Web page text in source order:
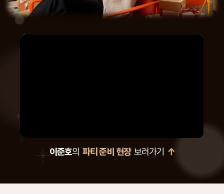
이준호의 파티 준비 현장 보러가기